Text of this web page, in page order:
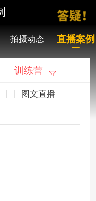
拍摄动态 直播案例
训练营
图文直播